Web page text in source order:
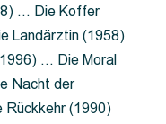
… Die Koffer
Landärztin (1958)
… Die Moral
Nacht der
Rückkehr (1990)